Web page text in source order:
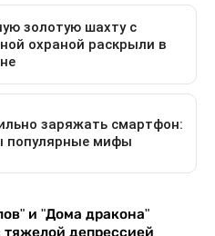
и "Дома дракона"
тяжелой депрессией